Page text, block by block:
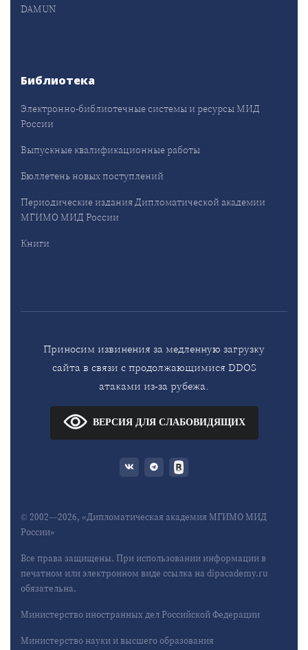
DAMUN
Библиотека
Электронно-библиотечные системы и ресурсы МИД
России
Выпускные квалификационные работы
Бюллетень новых поступлений
Периодические издания Дипломатической академии
МГИМО МИД России
Книги
Приносим извинения за медленную загрузку
сайта в связи с продолжающимися DDOS
атаками из-за рубежа.
ВЕРСИЯ ДЛЯ СЛАБОВИДЯЩИХ
© 2002—2026, «Дипломатическая академия МГИМО МИД
России»
Все права защищены. При использовании информации в
печатном или электронном виде ссылка на dipacademy.ru
обязательна.
Министерство иностранных дел Российской Федерации
Министерство науки и высшего образования